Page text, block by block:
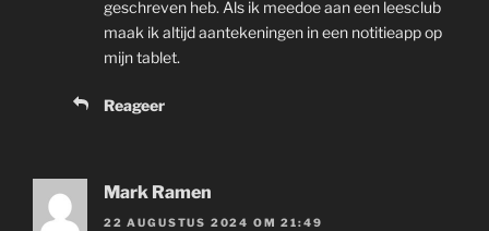
geschreven heb. Als ik meedoe aan een leesclub
maak ik altijd aantekeningen in een notitieapp op
mijn tablet.
Reageer
Mark Ramen
22 AUGUSTUS 2024 OM 21:49